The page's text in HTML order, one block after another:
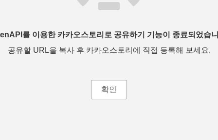
를 이용한 카카오스토리로 공유하기 기능이 종료되었습
공유할 URL을 복사 후 카카오스토리에 직접 등록해 보세요.
확인